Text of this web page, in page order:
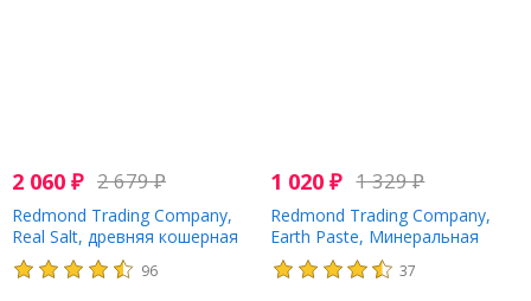
2 060 ₽ 2 679₽
Redmond Trading Company,
Real Salt, древняя кошерная
морская соль, 454 г (16 унций)
96
1 020₽ 1 329₽
Redmond Trading Company,
Earth Paste, Минеральная
зубная паста, мятный уголь, 4
унции (113 г)
37